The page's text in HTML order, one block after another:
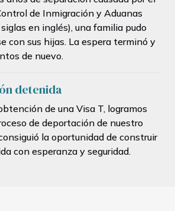
de Inmigración y Aduanas
siglas en inglés), una familia pudo
con sus hijas. La espera terminó y
de nuevo.
detenida
de una Visa T, logramos
de deportación de nuestro
la oportunidad de construir
con esperanza y seguridad.